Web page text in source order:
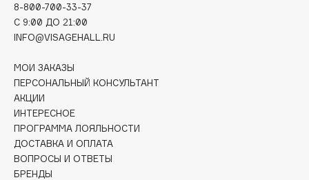
Clarins
Clarins Precious
Clive Christian
Club De Nuit
Collagenina
Consly
Corimo
CosRX
8-800-700-33-37
C 9:00 ДО 21:00
INFO@VISAGEHALL.RU
МОИ ЗАКАЗЫ
ПЕРСОНАЛЬНЫЙ КОНСУЛЬТАНТ
АКЦИИ
ИНТЕРЕСНОЕ
ПРОГРАММА ЛОЯЛЬНОСТИ
ДОСТАВКА И ОПЛАТА
ВОПРОСЫ И ОТВЕТЫ
БРЕНДЫ